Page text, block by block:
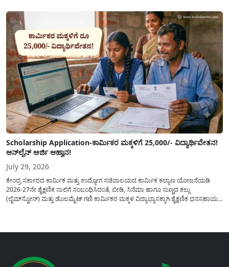
Scholarship Application-ಕಾರ್ಮಿಕರ ಮಕ್ಕಳಿಗೆ 25,000/- ವಿದ್ಯಾರ್ಥಿವೇತನ!
ಆನ್‍ಲೈನ್ ಅರ್ಜಿ ಆಹ್ವಾನ!
July 29, 2026
ಕೇಂದ್ರ ಸರ್ಕಾರದ ಕಾರ್ಮಿಕ ಮತ್ತು ಉದ್ಯೋಗ ಸಚಿವಾಲಯದ ಕಾರ್ಮಿಕ ಕಲ್ಯಾಣ ಯೋಜನೆಯಡಿ
2026-27ನೇ ಶೈಕ್ಷಣಿಕ ಸಾಲಿಗೆ ಸಂಬಂಧಿಸಿದಂತೆ, ಬೀಡಿ, ಸಿನೆಮಾ ಹಾಗೂ ಸುಣ್ಣದ ಕಲ್ಲು
(ಲೈಮ್‍ಸ್ಟೋನ್) ಮತ್ತು ಡೊಲಮೈಟ್ ಗಣಿ ಕಾರ್ಮಿಕರ ಮಕ್ಕಳ ವಿದ್ಯಾಭ್ಯಾಸಕ್ಕಾಗಿ ಶೈಕ್ಷಣಿಕ ಧನಸಹಾಯ/